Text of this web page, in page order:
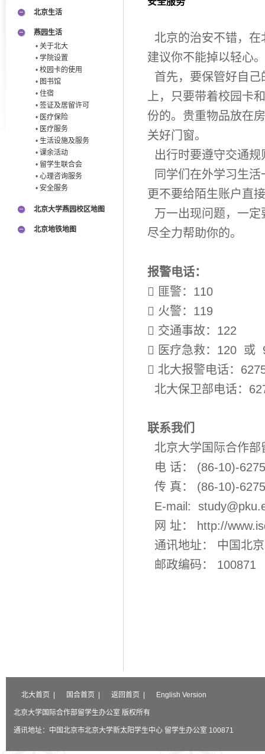
北京生活
燕园生活
• 关于北大
• 学院设置
• 校园卡的使用
• 图书馆
• 住宿
• 签证及居留许可
• 医疗保险
• 医疗服务
• 生活设施及服务
• 课余活动
• 留学生联合会
• 心理咨询服务
• 安全服务
北京大学燕园校区地图
北京地铁地图
北京的治安不错，
建议你不能掉以轻心。
首先，要保管好自
上，只要带着校园卡
份的。贵重物品放在
关好门窗。
出行时要遵守交通
同学们在外学习生
更不要给陌生账户直
万一出现问题，一
尽全力帮助你的。
报警电话：
 匪警：110
 火警：119
 交通事故：122
 医疗急救：120 或
 北大报警电话：
北大保卫部电话：
联系我们
北京大学国际合作部
电 话： (86-10)-
传 真： (86-10)-
E-mail:
网 址：
http://
通讯地址： 中国北
邮政编码： 100871
北大首页 国合首页 返回首页 English Version
北京大学国际合作部留学生办公室 版权所有
通讯地址：中国北京市北京大学新太阳学生中心 留学生办公室 100871